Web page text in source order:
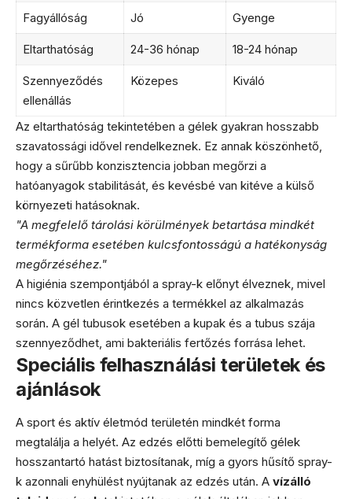
Fagyállóság Jó Gyenge
Eltarthatóság 24-36 hónap 18-24 hónap
Szennyeződés
ellenállás
Közepes Kiváló
Az eltarthatóság tekintetében a gélek gyakran hosszabb
szavatossági idővel rendelkeznek. Ez annak köszönhető,
hogy a sűrűbb konzisztencia jobban megőrzi a
hatóanyagok stabilitását, és kevésbé van kitéve a külső
környezeti hatásoknak.
"A megfelelő tárolási körülmények betartása mindkét
termékforma esetében kulcsfontosságú a hatékonyság
megőrzéséhez."
A higiénia szempontjából a spray-k előnyt élveznek, mivel
nincs közvetlen érintkezés a termékkel az alkalmazás
során. A gél tubusok esetében a kupak és a tubus szája
szennyeződhet, ami bakteriális fertőzés forrása lehet.
Speciális felhasználási területek és
ajánlások
A sport és aktív életmód területén mindkét forma
megtalálja a helyét. Az edzés előtti bemelegítő gélek
hosszantartó hatást biztosítanak, míg a gyors hűsítő spray-
k azonnali enyhülést nyújtanak az edzés után. A vízálló